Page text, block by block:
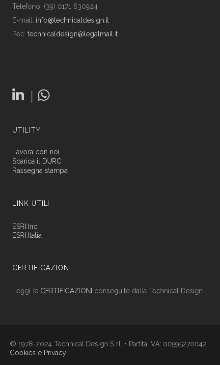
Telefono: (39) 0171 630924
E-mail: info@technicaldesign.it
Pec: technicaldesign@legalmail.it
|
UTILITY
Lavora con noi
Scarica il DURC
Rassegna stampa
LINK UTILI
ESRI Inc.
ESRI Italia
CERTIFICAZIONI
Leggi le CERTIFICAZIONI conseguite dalla Technical Design
© 1978-2024 Technical Design S.r.l. • Partita IVA: 00595270042
Cookies e Privacy